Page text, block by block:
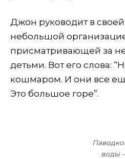
Джон руководит в
небольшой
присматривающей за
детьми. Вот его слова:
кошмаром. И они все
Это большое горе”.
воды